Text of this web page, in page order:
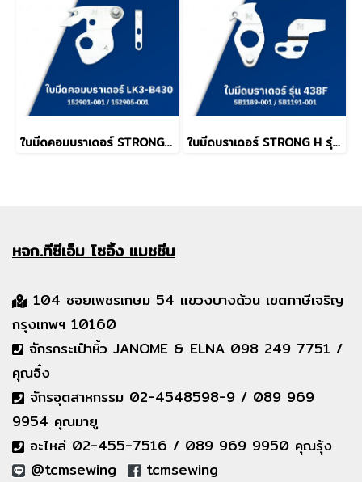
ใบมีดคอมบราเดอร์ STRONG รุ่น LK3-B430 ใบมีดบราเดอร์ STRONG H รุ่น 438F
หจก.ทีซีเอ็มโซอิ้ง แมชชีน
104 ซอยเพชรเกษม 54 แขวงบางด้วน เขตภาษีเจริญ
กรุงเทพฯ 10160
จักรกระเป๋าหิ้ว JANOME & ELNA 098 249 7751 /
คุณอิ๋ง
จักรอุตสาหกรรม 02-4548598-9 / 089 969
9954 คุณมายู
อะไหล่ 02-455-7516 / 089 969 9950 คุณรุ้ง
@tcmsewing
tcmsewing